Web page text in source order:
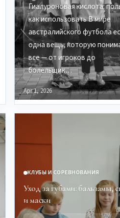
Гиалуроновая кислота:
как использовать В мире
австралийского футбола
одна вещь, которую
все — от игроков до
болельщик…
Apr 1, 2026
КЛУБЫ И СОРЕВНОВАНИЯ
Уход за губами: бальзамы,
и маски